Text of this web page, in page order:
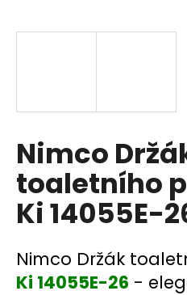
Nimco
toaletního
Ki 14055E-
Nimco Držák
Ki 14055E-26 -
j
?
HLEDAT
D
o